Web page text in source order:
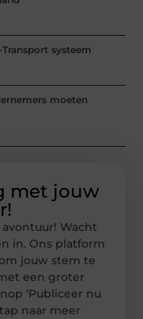
systeem
moeten
met jouw
Wacht
in. Ons platform
jouw stem te
een groter
‘Publiceer nu
naar meer